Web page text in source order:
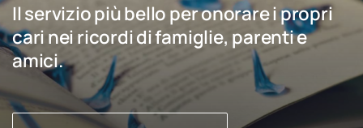
Il servizio più bello per onorare i propri
cari nei ricordi di famiglie, parenti e
amici.